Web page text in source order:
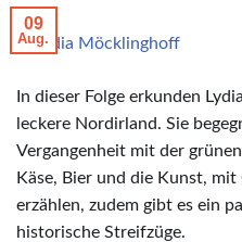
© Lydia Möcklinghoff
09
Aug.
In dieser Folge erkunden
leckere Nordirland. Sie
Vergangenheit mit der
Käse, Bier und die Kunst,
erzählen, zudem gibt es ein
historische Streifzüge.